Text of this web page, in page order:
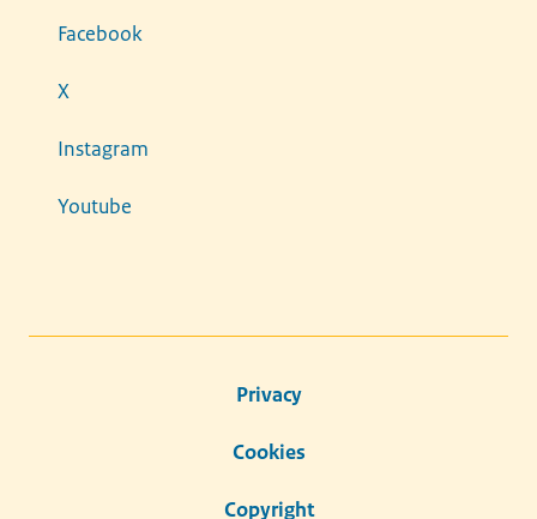
Facebook
X
Instagram
Youtube
Privacy
Cookies
Copyright